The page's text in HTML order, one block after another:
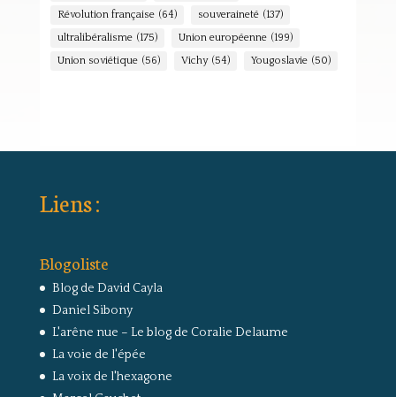
Révolution française (64) souveraineté (137)
ultralibéralisme (175) Union européenne (199)
Union soviétique (56) Vichy (54) Yougoslavie (50)
Liens :
Blogoliste
Blog de David Cayla
Daniel Sibony
L'arêne nue – Le blog de Coralie Delaume
La voie de l'épée
La voix de l'hexagone